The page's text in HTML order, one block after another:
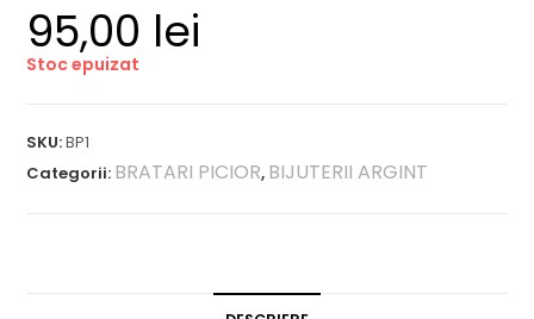
95,00 lei
Stoc epuizat
SKU:BP1
Categorii: BRATARI PICIOR, BIJUTERII ARGINT